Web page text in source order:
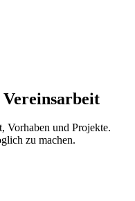
Vereinsarbeit
Vorhaben und Projekte.
zu machen.